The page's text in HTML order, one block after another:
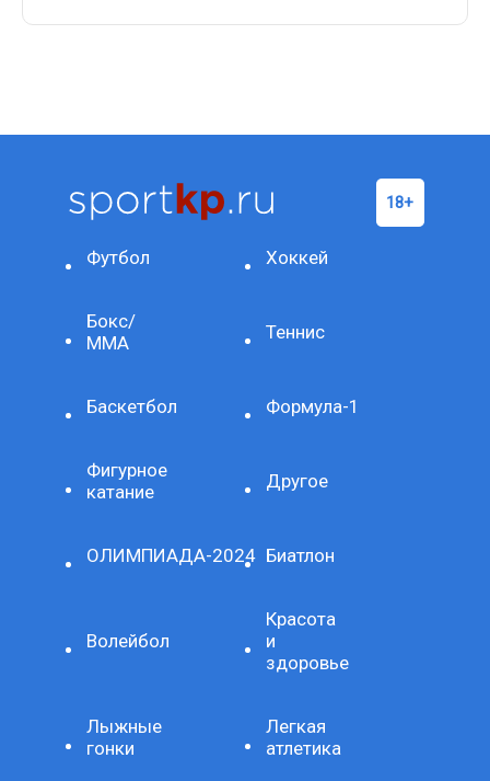
Футбол Хоккей
Бокс/
ММА
Теннис
Баскетбол Формула-1
Фигурное
катание
Другое
ОЛИМПИАДА-2024 Биатлон
Волейбол
Красота
и
здоровье
Лыжные
гонки
Легкая
атлетика